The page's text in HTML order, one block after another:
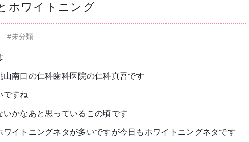
仁科歯科医院ブログ
ホワイトニング
#未分類
山南口の仁科歯科医院の仁科真吾です
ですね
いかなあと思っているこの頃です
ワイトニングネタが多いですが今日もホワイトニングネタです